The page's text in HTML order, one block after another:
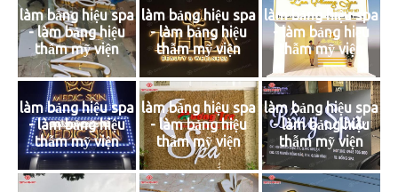
làm bảng hiệu spa
- làm bảng hiệu
thẫm mỹ viện
làm bảng hiệu spa
- làm bảng hiệu
thẫm mỹ viện
làm bảng hiệu spa
- làm bảng hiệu
thẫm mỹ viện
làm bảng hiệu spa
- làm bảng hiệu
thẫm mỹ viện
làm bảng hiệu spa
- làm bảng hiệu
thẫm mỹ viện
làm bảng hiệu spa
- làm bảng hiệu
thẫm mỹ viện